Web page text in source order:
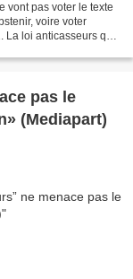
vont pas voter le texte
voire voter
La loi anticasseurs qui
pas le
(Mediapart)